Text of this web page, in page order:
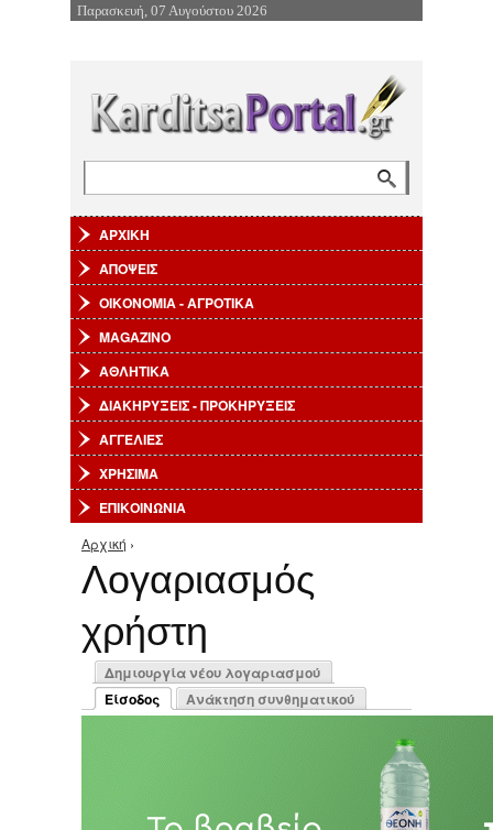
Επιστροφή στην Πλοήγηση
Παρασκευή, 07 Αυγούστου 2026
ΑΡΧΙΚΗ
ΑΠΟΨΕΙΣ
ΟΙΚΟΝΟΜΙΑ - ΑΓΡΟΤΙΚΑ
MAGAZINO
ΑΘΛΗΤΙΚΑ
ΔΙΑΚΗΡΥΞΕΙΣ - ΠΡΟΚΗΡΥΞΕΙΣ
ΑΓΓΕΛΙΕΣ
ΧΡΗΣΙΜΑ
ΕΠΙΚΟΙΝΩΝΙΑ
Είστε εδώ
Αρχική ›
Λογαριασμός
χρήστη
Πρωτεύουσες καρτέλες
Δημιουργία νέου λογαριασμού
Είσοδος
(ενεργή καρτέλα)
Ανάκτηση συνθηματικού